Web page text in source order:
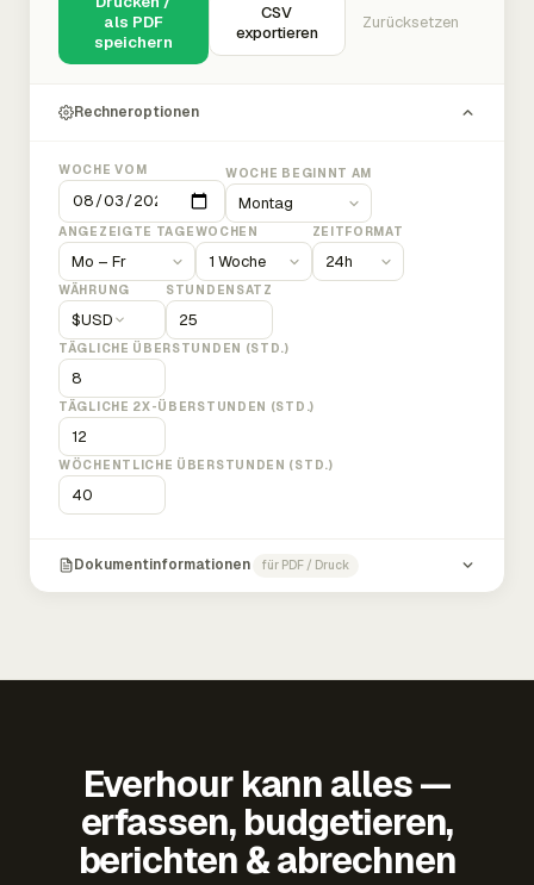
als PDF
speichern
CSV
exportieren
Zurücksetzen
Rechneroptionen
WOCHE VOM WOCHE BEGINNT AM
ANGEZEIGTE TAGEWOCHEN ZEITFORMAT
WÄHRUNG
$USD
STUNDENSATZ
TÄGLICHE ÜBERSTUNDEN (STD.)
TÄGLICHE 2X-ÜBERSTUNDEN (STD.)
WÖCHENTLICHE ÜBERSTUNDEN (STD.)
Dokumentinformationen für PDF / Druck
Everhour kann alles —
erfassen, budgetieren,
berichten & abrechnen